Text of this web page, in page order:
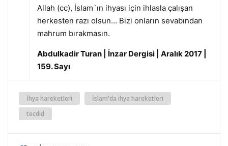
Allah (cc), İslam`ın ihyası için ihlasla çalışan
herkesten razı olsun… Bizi onların sevabından
mahrum bırakmasın.
Abdulkadir Turan | İnzar Dergisi | Aralık 2017 |
159. Sayı
İhya hareketleri
İslam'da ihya hareketleri
tecdid